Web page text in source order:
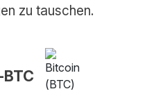
zu tauschen.